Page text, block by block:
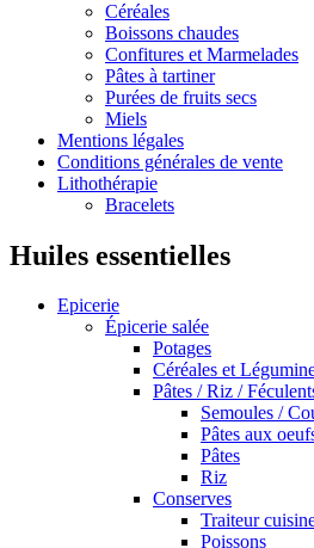
Céréales
Boissons chaudes
Confitures et Marmelades
Pâtes à tartiner
Purées de fruits secs
Miels
Mentions légales
Conditions générales de vente
Lithothérapie
Bracelets
Huiles essentielles
Epicerie
Épicerie salée
Potages
Céréales et
Pâtes / Riz /
Semoules /
Pâtes aux
Pâtes
Riz
Conserves
Traiteur
Poissons